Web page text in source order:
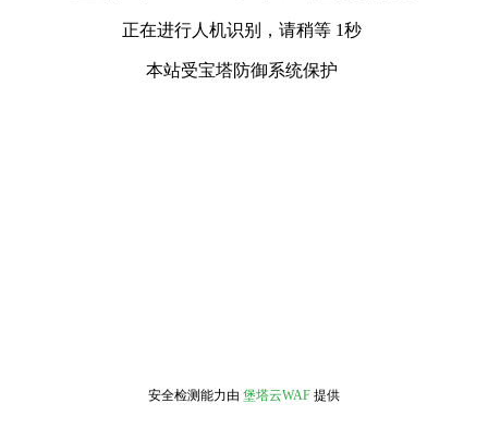
正在进行人机识别，请稍等 1秒
本站受宝塔防御系统保护
安全检测能力由 堡塔云WAF 提供